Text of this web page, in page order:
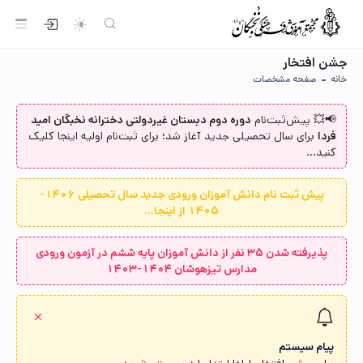
جشن افتخار
خانه صفحه مشخصات
📢💥 پیش‌ثبت‌نام‌ دوره دوم دبستان غیردولتی دخترانه نخبگان امید
فردا برای سال تحصیلی جدید آغاز شد؛ برای ثبت‌نام اولیه اینجا کلیک
کنید...
پیش ثبت نام دانش آموزان ورودی جدید سال تحصیلی 1406-
1405 از اینجا...
پذیرفته شدن ۳۵ نفر از دانش آموزان پایه ششم در آزمون ورودی
مدارس تیزهوشان ۱۴۰۴-۱۴۰۳
پیام سیستم